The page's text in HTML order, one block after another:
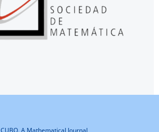
CUBO, A Mathematical Journal